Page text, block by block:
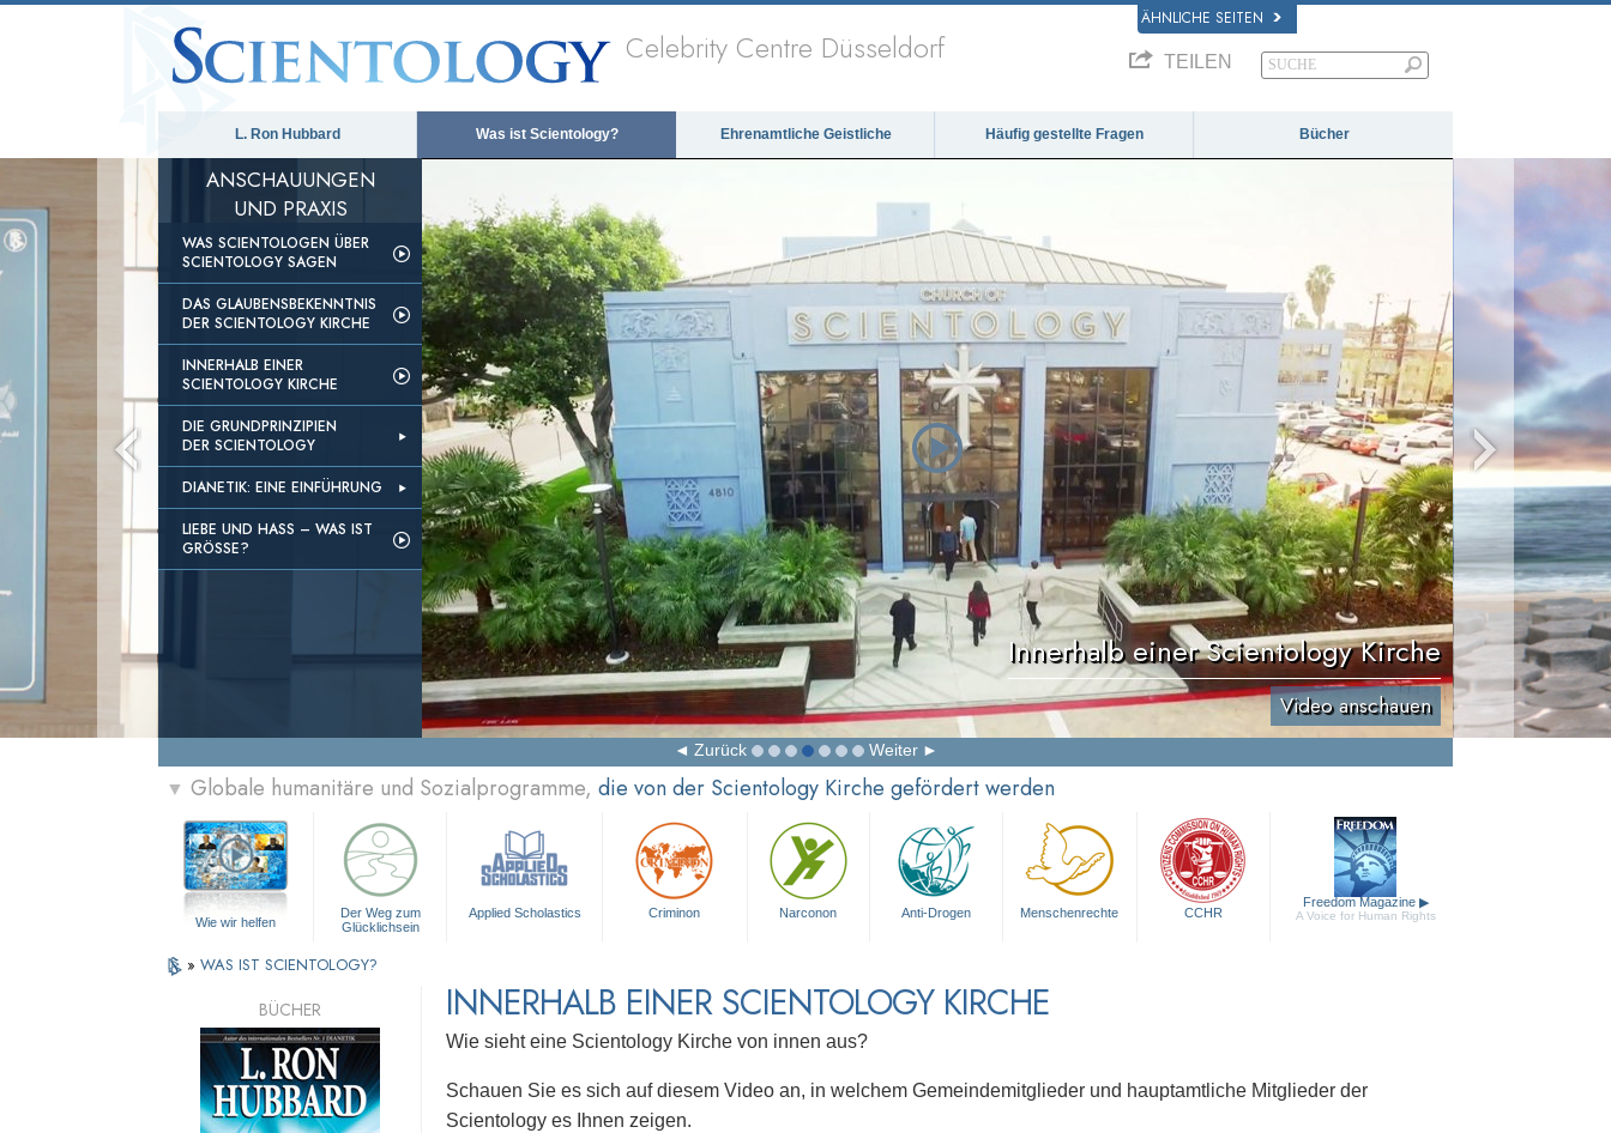
ÄHNLICHE SEITEN
Celebrity Centre Düsseldorf TEILEN
L. Ron Hubbard Was ist Scientology? Ehrenamtliche Geistliche Häufig gestellte Fragen Bücher
ANSCHAUUNGEN
UND PRAXIS
WAS SCIENTOLOGEN ÜBER
SCIENTOLOGY SAGEN
DAS GLAUBENSBEKENNTNIS
DER SCIENTOLOGY KIRCHE
INNERHALB EINER
SCIENTOLOGY KIRCHE
DIE GRUNDPRINZIPIEN
DER SCIENTOLOGY
DIANETIK: EINE EINFÜHRUNG
LIEBE UND HASS – WAS IST
GRÖSSE?
Innerhalb einer Scientology Kirche
Video anschauen
Zurück Weiter
▼ Globale humanitäre und Sozialprogramme, die von der Scientology Kirche gefördert werden
Wie wir helfen
Der Weg zum
Glücklichsein
Applied Scholastics Criminon Narconon Anti-Drogen Menschenrechte CCHR
Freedom Magazine ▶
A Voice for Human Rights
» WAS IST SCIENTOLOGY?
INNERHALB EINER SCIENTOLOGY KIRCHE
Wie sieht eine Scientology Kirche von innen aus?
Schauen Sie es sich auf diesem Video an, in welchem Gemeindemitglieder und hauptamtliche Mitglieder der
Scientology es Ihnen zeigen.
BÜCHER